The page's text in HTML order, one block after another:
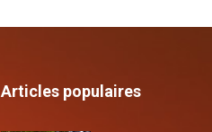
Articles populaires